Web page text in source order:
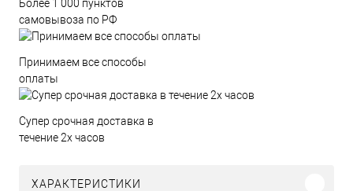
Более 1 000 пунктов
самовывоза по РФ
Принимаем все способы
оплаты
Супер срочная доставка в
течение 2х часов
ХАРАКТЕРИСТИКИ